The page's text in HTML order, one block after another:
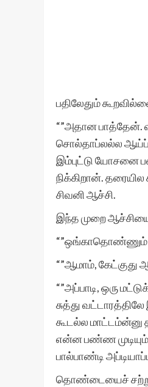
பதிலேதும்
“”அதான பாத்தேன்.
சொல்தாப்லல்ல ஆய்ப்
இம்புட்டு யோசனை
நிக்கிறான்.
சிவனி ஆச்சி.
இந்த முறை
“”ஒங்காதொண்ணும்
“”ஆமாம்,
“”அப்பாடி, ஒரு
சுத்து
கூடல்ல மாட்டம்ன்னு
என்ன பண்ண
பால்பாண்டி
தொண்டையைச்